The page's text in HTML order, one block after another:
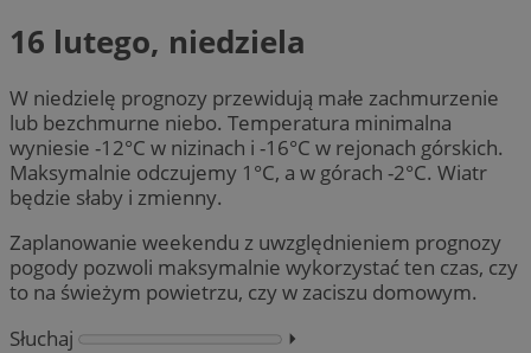
16 lutego, niedziela
W niedzielę prognozy przewidują małe zachmurzenie
lub bezchmurne niebo. Temperatura minimalna
wyniesie -12°C w nizinach i -16°C w rejonach górskich.
Maksymalnie odczujemy 1°C, a w górach -2°C. Wiatr
będzie słaby i zmienny.
Zaplanowanie weekendu z uwzględnieniem prognozy
pogody pozwoli maksymalnie wykorzystać ten czas, czy
to na świeżym powietrzu, czy w zaciszu domowym.
Słuchaj
⏵︎